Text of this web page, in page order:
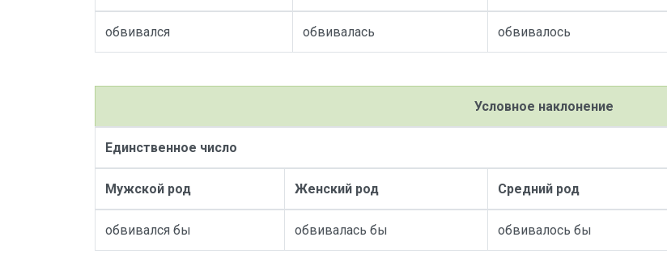
обвивался обвивалась обвивалось
Условное наклонение
Единственное число
Мужской род Женский род Средний род
обвивался бы обвивалась бы обвивалось бы